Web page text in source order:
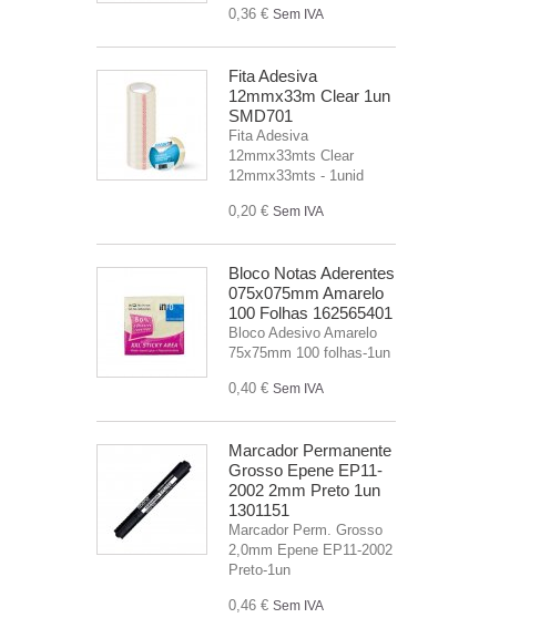
0,36 € Sem IVA
Fita Adesiva
12mmx33m Clear 1un
SMD701
Fita Adesiva
12mmx33mts Clear
12mmx33mts - 1unid
0,20 € Sem IVA
Bloco Notas Aderentes
075x075mm Amarelo
100 Folhas 162565401
Bloco Adesivo Amarelo
75x75mm 100 folhas-1un
0,40 € Sem IVA
Marcador Permanente
Grosso Epene EP11-
2002 2mm Preto 1un
1301151
Marcador Perm. Grosso
2,0mm Epene EP11-2002
Preto-1un
0,46 € Sem IVA